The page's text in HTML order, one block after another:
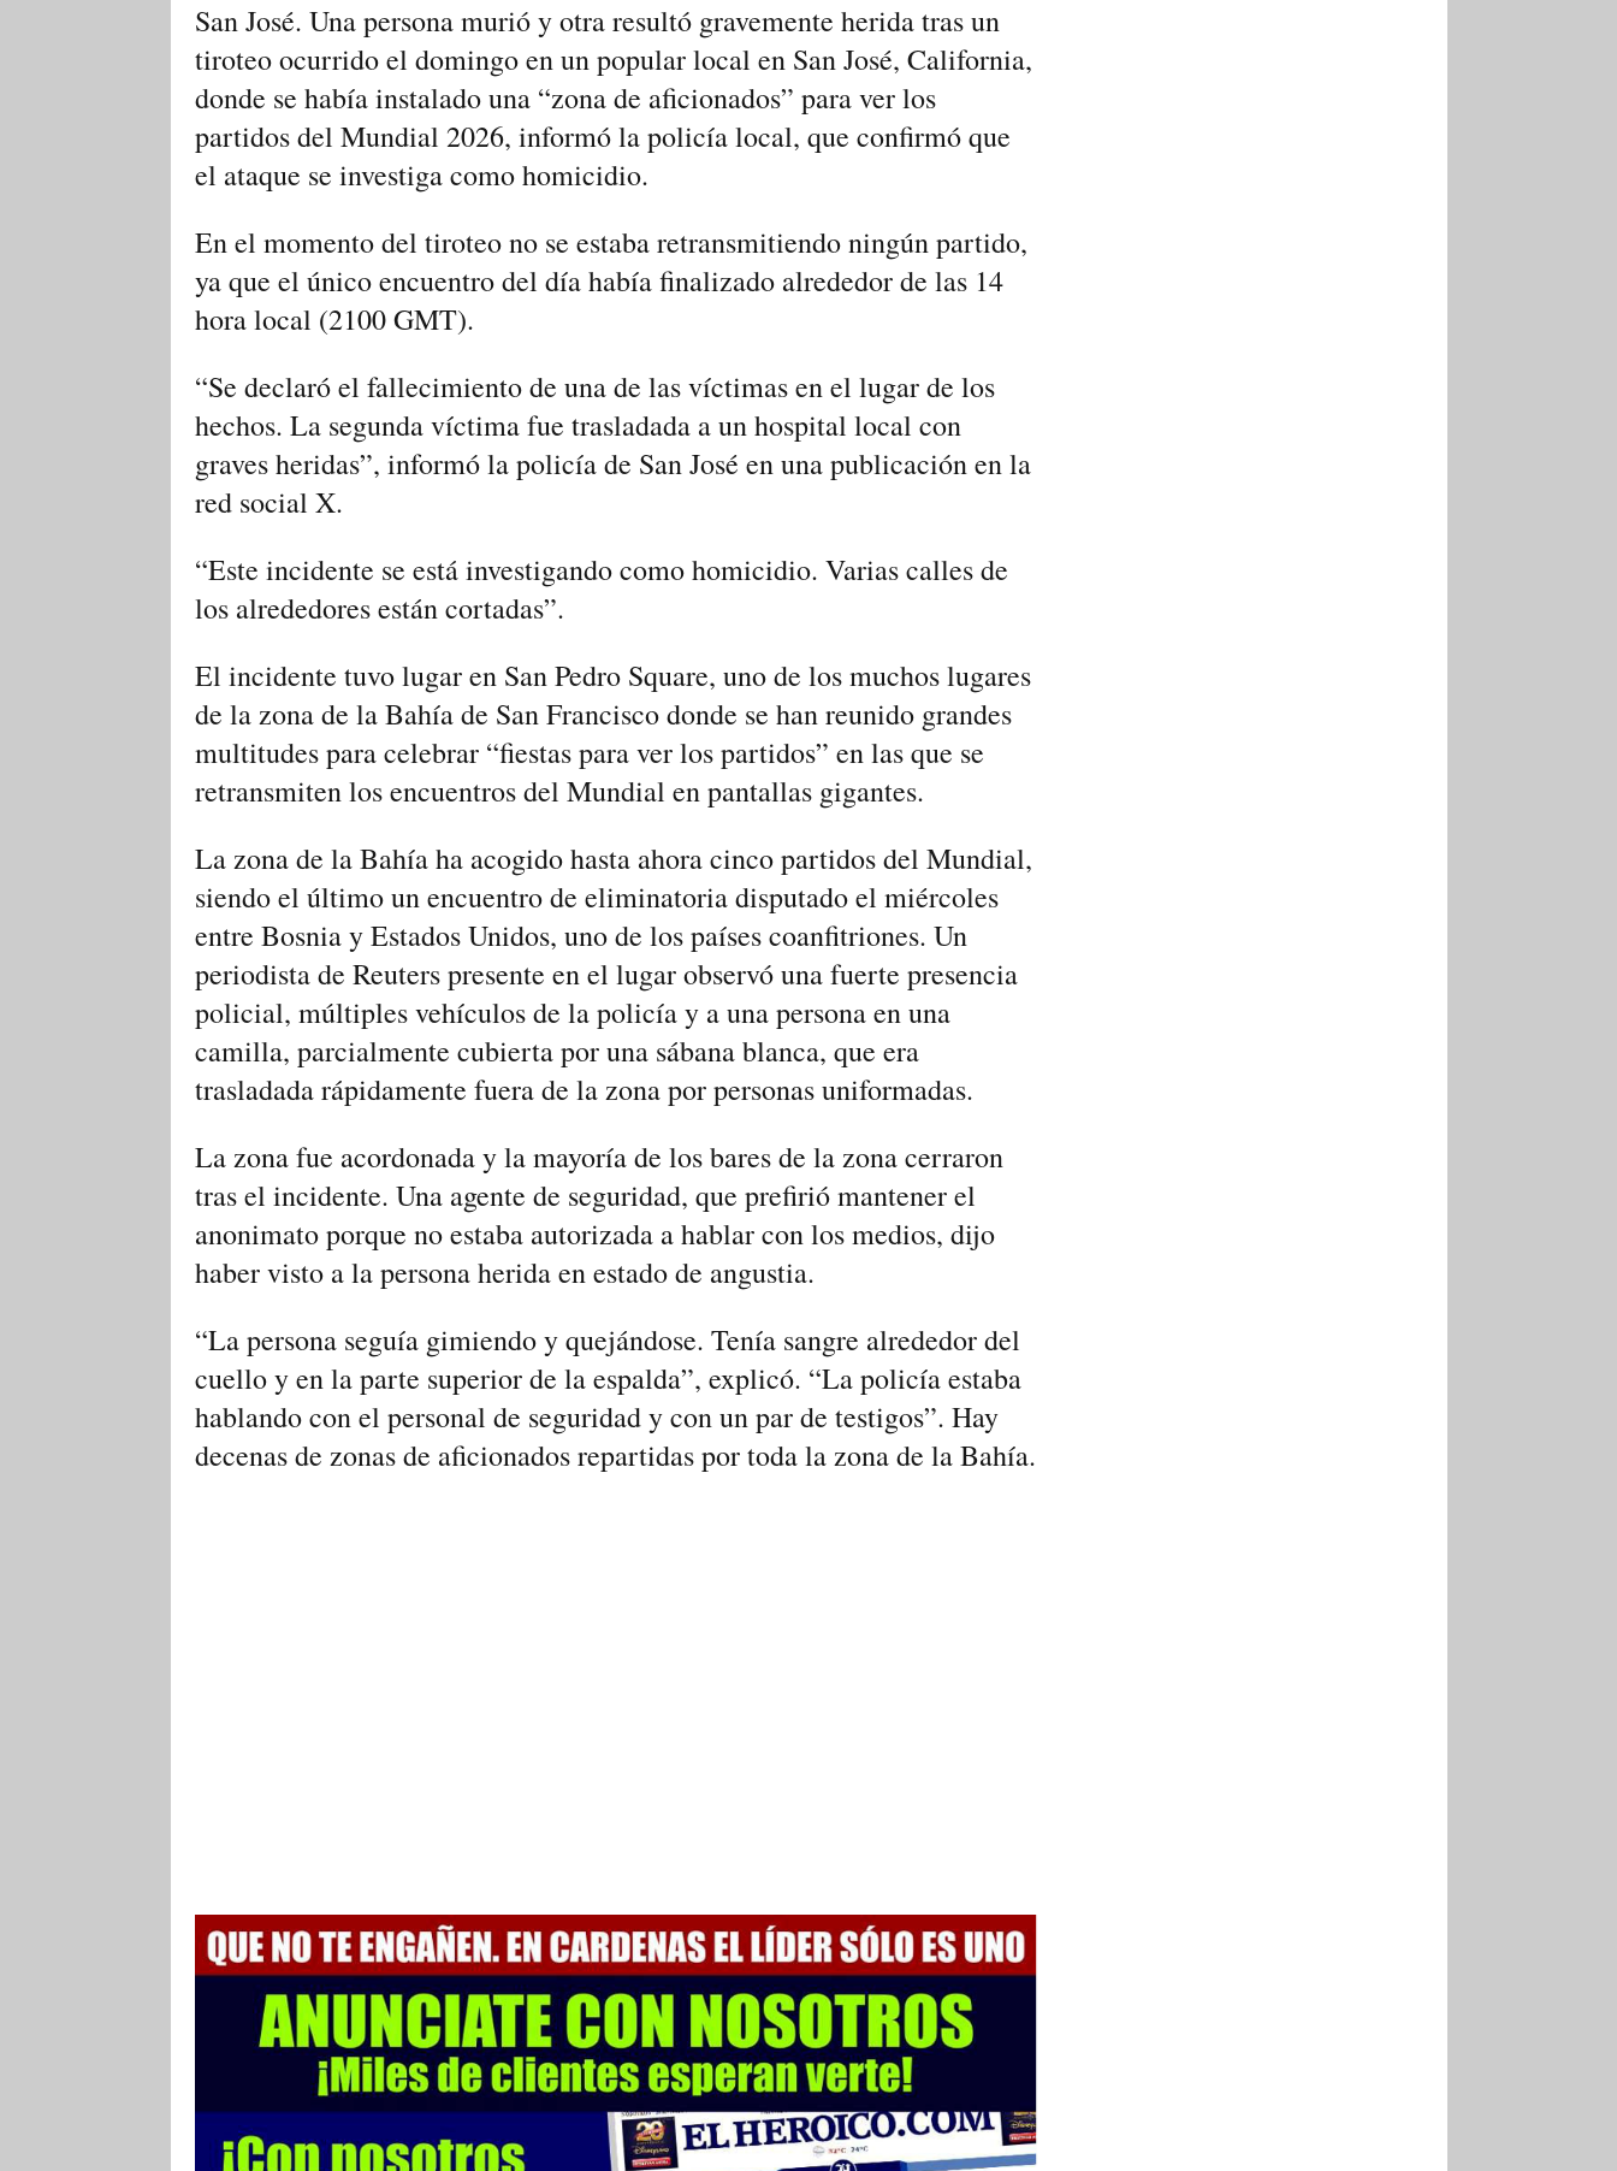
San José. Una persona murió y otra resultó gravemente herida tras un
tiroteo ocurrido el domingo en un popular local en San José, California,
donde se había instalado una “zona de aficionados” para ver los
partidos del Mundial 2026, informó la policía local, que confirmó que
el ataque se investiga como homicidio.
En el momento del tiroteo no se estaba retransmitiendo ningún partido,
ya que el único encuentro del día había finalizado alrededor de las 14
hora local (2100 GMT).
“Se declaró el fallecimiento de una de las víctimas en el lugar de los
hechos. ⁠La segunda víctima ​fue trasladada a un hospital local con
⁠graves heridas”, informó la policía de San José en una publicación en la
red social X.
“Este incidente se está investigando como homicidio. Varias calles de
los alrededores ‌están cortadas”.
El ‌incidente tuvo lugar en San Pedro Square, uno de los muchos lugares
de la zona de la Bahía de San Francisco donde se han reunido ​grandes
multitudes para celebrar “fiestas para ver los partidos” en las ​que se
retransmiten los ​encuentros del Mundial en pantallas gigantes.
La zona de la ‌Bahía ha acogido hasta ahora cinco partidos del Mundial,
siendo el último un encuentro de eliminatoria disputado el miércoles
entre Bosnia y Estados Unidos, uno de los países coanfitriones. Un
periodista de Reuters presente en el lugar observó una fuerte presencia
policial, múltiples vehículos de la policía y a una persona en una
camilla, parcialmente cubierta por una sábana blanca, que era
trasladada rápidamente fuera de la zona por personas uniformadas.
La zona fue acordonada y la mayoría de los bares de ‌la zona cerraron
tras el incidente. Una agente de seguridad, que prefirió mantener el
anonimato porque ⁠no estaba autorizada a hablar con los medios, dijo
haber visto a la persona herida en estado de angustia.
“La persona seguía gimiendo ⁠y quejándose. Tenía sangre alrededor del
cuello y en la parte superior de la espalda”, explicó. “La policía estaba
hablando con el personal de seguridad y con un par de testigos”. Hay
decenas de zonas de aficionados repartidas ​por toda la zona de la Bahía.